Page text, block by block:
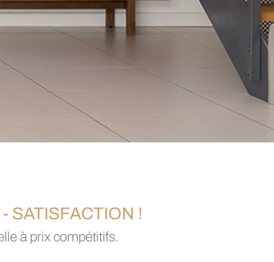
SATISFACTION !
à prix compétitifs.